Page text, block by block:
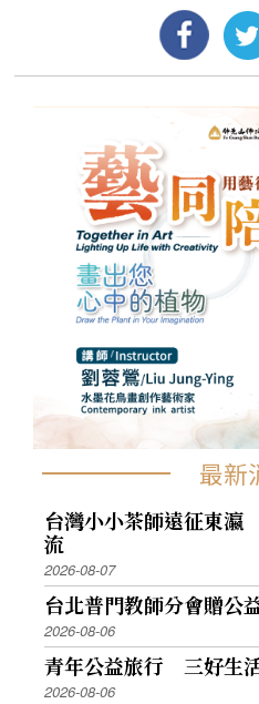
最新
台灣小小茶師遠征東
流
2026-08-07
台北普門教師分會贈
2026-08-06
青年公益旅行 三好生
2026-08-06